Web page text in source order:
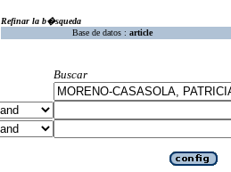
Refinar la b�squeda
Base de datos : article
Buscar